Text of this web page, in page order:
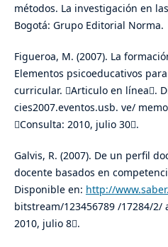
métodos. La investigación en
Bogotá: Grupo Editorial Norma.
Figueroa, M. (2007). La
Elementos psicoeducativos
curricular. Articulo en línea.
cies2007.eventos.usb. ve/
Consulta: 2010, julio 30.
Galvis, R. (2007). De un perfil
docente basados en
Disponible en: http://
bitstream/123456789 /17284/2/
2010, julio 8.